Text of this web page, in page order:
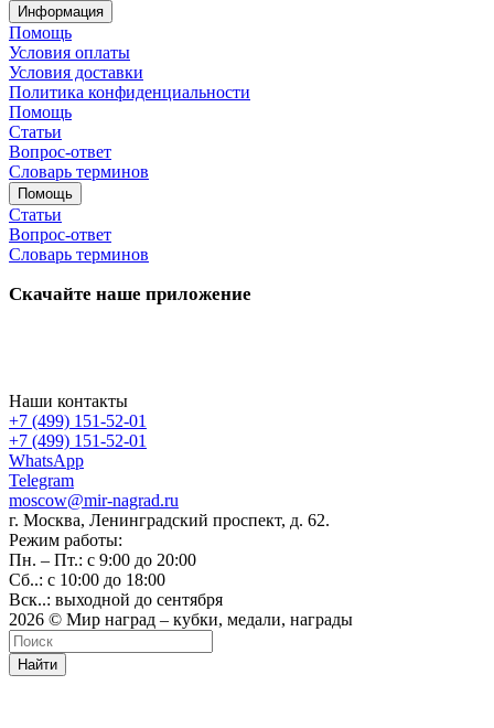
Информация
Помощь
Условия оплаты
Условия доставки
Политика конфиденциальности
Помощь
Статьи
Вопрос-ответ
Словарь терминов
Помощь
Статьи
Вопрос-ответ
Словарь терминов
Скачайте наше приложение
Наши контакты
+7 (499) 151-52-01
+7 (499) 151-52-01
WhatsApp
Telegram
moscow@mir-nagrad.ru
г. Москва, Ленинградский проспект, д. 62.
Режим работы:
Пн. – Пт.: с 9:00 до 20:00
Сб..: с 10:00 до 18:00
Вск..: выходной до сентября
2026 © Мир наград – кубки, медали, награды
Найти